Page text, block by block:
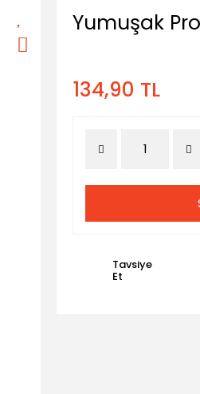
Yumuşak
134,90 TL
Tavsiye
Et